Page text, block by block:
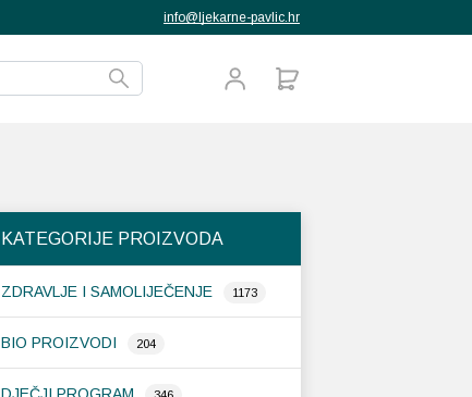
info@ljekarne-pavlic.hr
KATEGORIJE PROIZVODA
ZDRAVLJE I SAMOLIJEČENJE 1173
BIO PROIZVODI 204